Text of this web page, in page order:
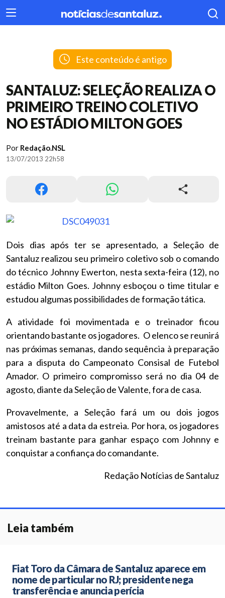
404
Este conteúdo é antigo
SANTALUZ: SELEÇÃO REALIZA O
PRIMEIRO TREINO COLETIVO
NO ESTÁDIO MILTON GOES
Por Redação.NSL
13/07/2013 22h58
Dois dias após ter se apresentado, a Seleção de
Santaluz realizou seu primeiro coletivo sob o comando
do técnico Johnny Ewerton, nesta sexta-feira (12), no
estádio Milton Goes. Johnny esboçou o time titular e
estudou algumas possibilidades de formação tática.
A atividade foi movimentada e o treinador ficou
orientando bastante os jogadores. O elenco se reunirá
nas próximas semanas, dando sequência à preparação
para a disputa do Campeonato Consisal de Futebol
Amador. O primeiro compromisso será no dia 04 de
agosto, diante da Seleção de Valente, fora de casa.
Provavelmente, a Seleção fará um ou dois jogos
amistosos até a data da estreia. Por hora, os jogadores
treinam bastante para ganhar espaço com Johnny e
conquistar a confiança do comandante.
Redação Notícias de Santaluz
Leia também
Fiat Toro da Câmara de Santaluz aparece em
nome de particular no RJ; presidente nega
transferência e anuncia perícia